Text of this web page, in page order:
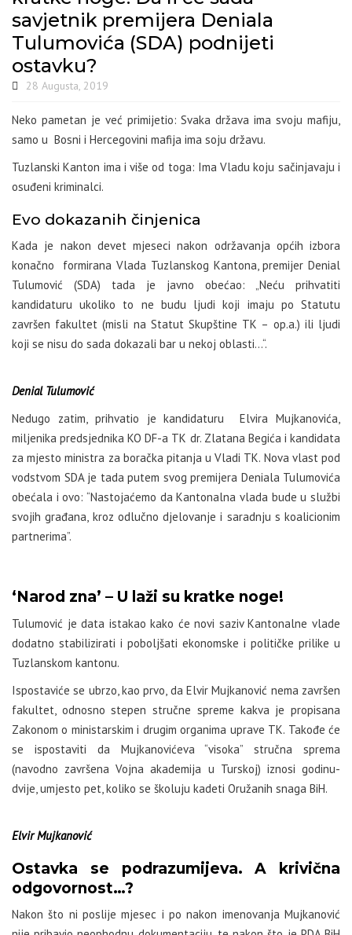
savjetnik premijera Deniala
Tulumovića (SDA) podnijeti
ostavku?
28 Augusta, 2019
Neko pametan je već primijetio: Svaka država ima svoju mafiju,
samo u Bosni i Hercegovini mafija ima soju državu.
Tuzlanski Kanton ima i više od toga: Ima Vladu koju sačinjavaju i
osuđeni kriminalci.
Evo dokazanih činjenica
Kada je nakon devet mjeseci nakon održavanja općih izbora
konačno formirana Vlada Tuzlanskog Kantona, premijer Denial
Tulumović (SDA) tada je javno obećao: „Neću prihvatiti
kandidaturu ukoliko to ne budu ljudi koji imaju po Statutu
završen fakultet (misli na Statut Skupštine TK – op.a.) ili ljudi
koji se nisu do sada dokazali bar u nekoj oblasti…“.
Denial Tulumović
Nedugo zatim, prihvatio je kandidaturu Elvira Mujkanovića,
miljenika predsjednika KO DF-a TK dr. Zlatana Begića i kandidata
za mjesto ministra za boračka pitanja u Vladi TK. Nova vlast pod
vodstvom SDA je tada putem svog premijera Deniala Tulumovića
obećala i ovo: “Nastojaćemo da Kantonalna vlada bude u službi
svojih građana, kroz odlučno djelovanje i saradnju s koalicionim
partnerima”.
‘Narod zna’ – U laži su kratke noge!
Tulumović je data istakao kako će novi saziv Kantonalne vlade
dodatno stabilizirati i poboljšati ekonomske i političke prilike u
Tuzlanskom kantonu.
Ispostaviće se ubrzo, kao prvo, da Elvir Mujkanović nema završen
fakultet, odnosno stepen stručne spreme kakva je propisana
Zakonom o ministarskim i drugim organima uprave TK. Takođe će
se ispostaviti da Mujkanovićeva “visoka” stručna sprema
(navodno završena Vojna akademija u Turskoj) iznosi godinu-
dvije, umjesto pet, koliko se školuju kadeti Oružanih snaga BiH.
Elvir Mujkanović
Ostavka se podrazumijeva. A krivična
odgovornost…?
Nakon što ni poslije mjesec i po nakon imenovanja Mujkanović